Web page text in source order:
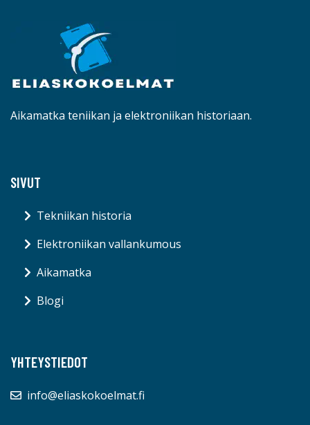
Aikamatka teniikan ja elektroniikan historiaan.
SIVUT
Tekniikan historia
Elektroniikan vallankumous
Aikamatka
Blogi
YHTEYSTIEDOT
info@eliaskokoelmat.fi